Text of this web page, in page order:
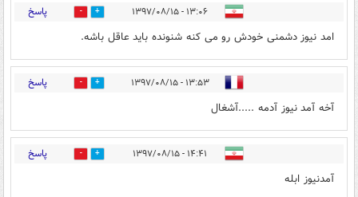
۱۳:۰۶ - ۱۳۹۷/۰۸/۱۵ 65 پاسخ
امد نیوز دشمنی خودش رو می کنه شنونده باید عاقل باشه.
۱۳:۵۳ - ۱۳۹۷/۰۸/۱۵ 48 پاسخ
آخه آمد نیوز آدمه .....آشغال
۱۴:۴۱ - ۱۳۹۷/۰۸/۱۵ 44 پاسخ
آمدنیوز ابله